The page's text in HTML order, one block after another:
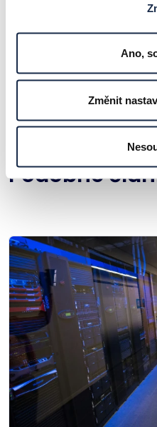
Ano,
Změnit
MOHLO BY VÁS ZAJÍMAT
Podobné